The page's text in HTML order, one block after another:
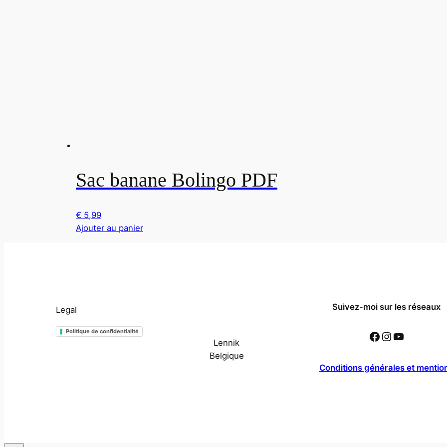
Sac banane Bolingo PDF
€ 5,99
Ajouter au panier
Legal
Politique de confidentialité
Lennik
Belgique
Suivez-moi sur les réseaux
Facebook Instagram YouTube
Conditions générales et